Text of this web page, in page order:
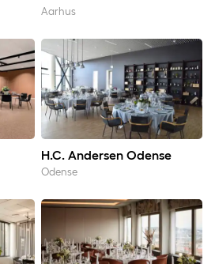
Aarhus
H.C. Andersen Odense
H.C. Andersen Odense
Odense
Hvide Hus Aalborg